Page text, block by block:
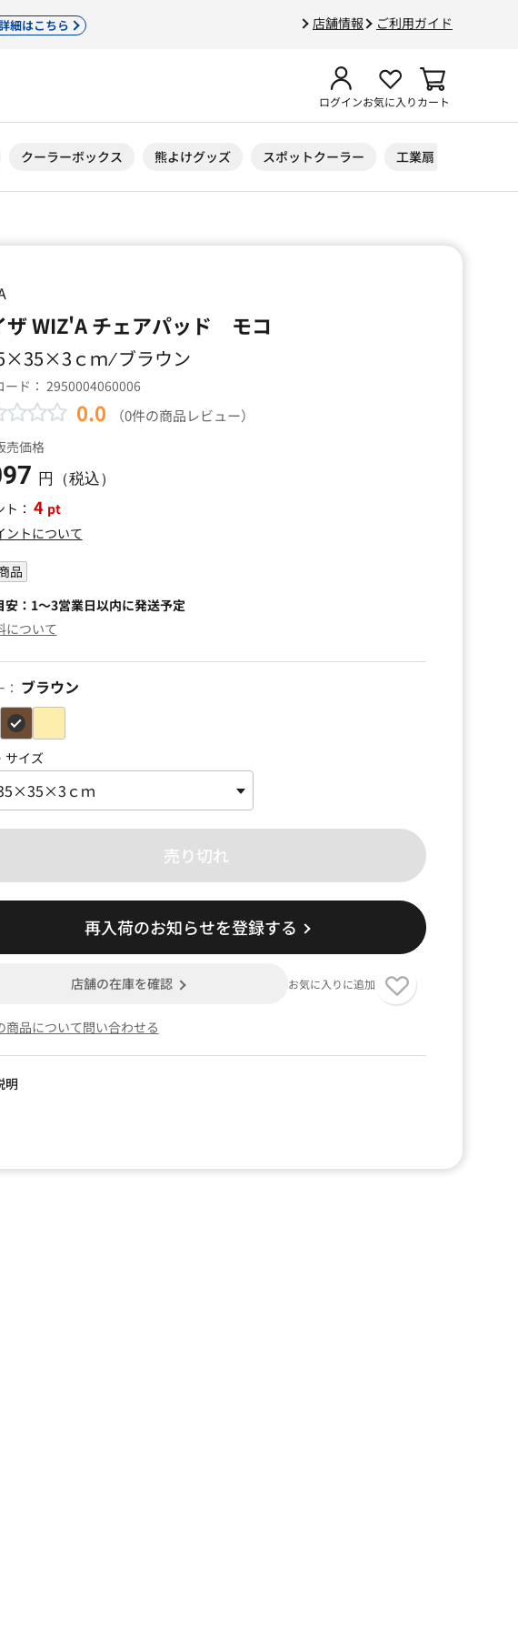
店舗情報 ご利用ガイド
細はこちら
ログインお気に入りカート
クーラーボックス 熊よけグッズ スポットクーラー 工業扇
ザ WIZ'A チェアパッド モコ
ｃｍ ⁄ ブラウン
ド： 2950004060006
0.0 （0件の商品レビュー）
売価格
円（税込）
： 4 pt
ントについて
品
安：1～3営業日以内に発送予定
について
ブラウン
サイズ
売り切れ
再入荷のお知らせを登録する
店舗の在庫を確認 お気に入りに追加
商品について問い合わせる
明